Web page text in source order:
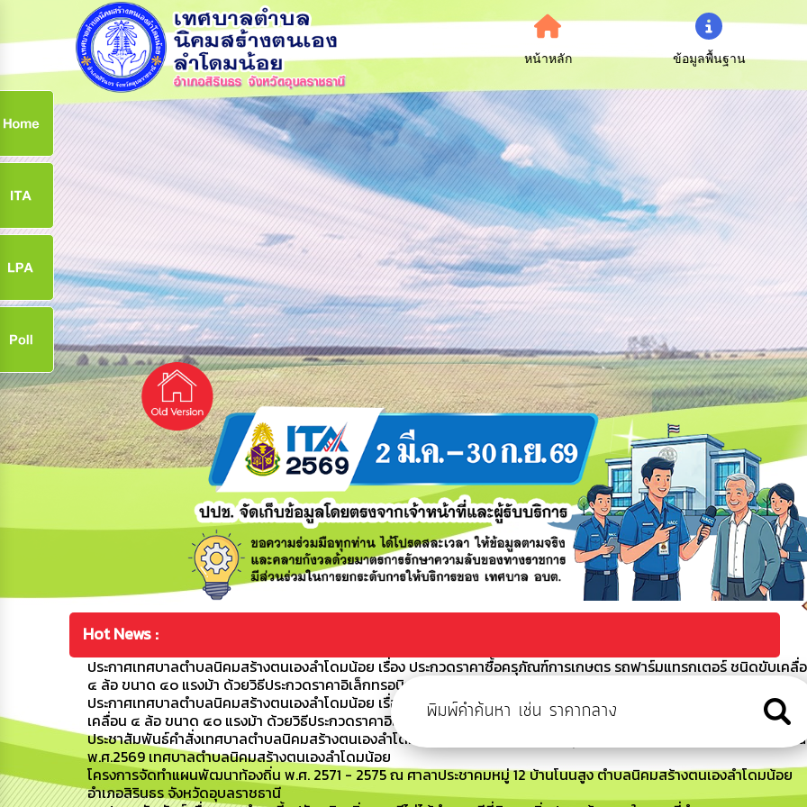
หน้าหลัก ข้อมูลพื้นฐาน
Hot News :
ประกาศเทศบาลตำบลนิคมสร้างตนเองลำโดมน้อย เรื่อง ประกวดราคาซื้อครุภัณฑ์การเกษตร รถฟาร์มแทรกเตอร์ ชนิดขับเคลื่
๔ ล้อ ขนาด ๔๐ แรงม้า ด้วยวิธีประกวดราคาอิเล็กทรอนิกส์ (e-bidding)
ประกาศเทศบาลตำบลนิคมสร้างตนเองลำโดมน้อย เรื่อง ประกวศราคากลางซื้อครุภัณฑ์การเกษตร รถฟาร์มแทรกเตอร์ ชนิดขับ
เคลื่อน ๔ ล้อ ขนาด ๔๐ แรงม้า ด้วยวิธีประกวดราคาอิเล็กทรอนิกส์ (e-bidding)
ประชาสัมพันธ์คำสั่งเทศบาลตำบลนิคมสร้างตนเองลำโดมน้อย ที่ 263/2569 เรื่อง อนุมัติให้ใช้จ่ายเงินสะสมประจำปีงบประมาณ
พ.ศ.2569 เทศบาลตำบลนิคมสร้างตนเองลำโดมน้อย
โครงการจัดทำแผนพัฒนาท้องถิ่น พ.ศ. 2571 - 2575 ณ ศาลาประชาคมหมู่ 12 บ้านโนนสูง ตำบลนิคมสร้างตนเองลำโดมน้อย
อำเภอสิรินธร จังหวัดอุบลราชธานี